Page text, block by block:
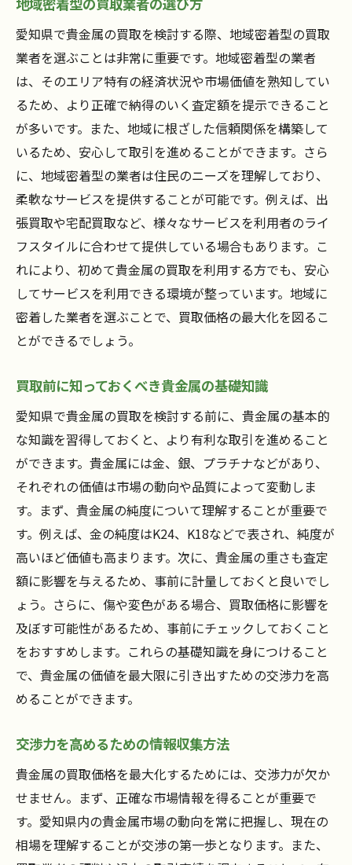
愛知県特有の市場イベントを活用する方法
貴金属買取価格を左右する愛知県の市場動向を
掴む
愛知県の経済発展と貴金属市場の相関性
地域の需要と供給が買取価格に与える影響
政府及び地方自治体の政策が市場に及ぼす
影響
買取業界の競争状況と価格への影響
地元市場に特化した買取価格の管理方法
国際情勢と地域市場との関係を理解する
愛知県で貴金属を高値で売るための業者選びの
コツ
査定価格の透明性を確認する方法
する
複数業者との面談で適正価格を見極める
業者選びで避けるべき落とし穴
サービスの質と価格のバランスを取る
取引完了後のサポート体制を確認する
貴金属の価値を高めるための愛知県独自の査定
ポイント
愛知県の査定士が重視する貴金属の特徴
希少性とデザイン性を考慮した査定ポイン
ト
ブランド価値が査定に及ぼす影響
貴金属の保存状態が価格に与える要素
地域の歴史と文化が価格に与える影響
愛知県で貴金属買取価格を最大化するためのト
レンド攻略法
最新トレンド情報を活用した売却戦略
市場の動向を予測するためのデータ分析手
法
愛知県で貴金属の買取を検討する際、地域密着型の買取
業者を選ぶことは非常に重要です。地域密着型の業者
は、そのエリア特有の経済状況や市場価値を熟知してい
るため、より正確で納得のいく査定額を提示できること
が多いです。また、地域に根ざした信頼関係を構築して
いるため、安心して取引を進めることができます。さら
に、地域密着型の業者は住民のニーズを理解しており、
柔軟なサービスを提供することが可能です。例えば、出
張買取や宅配買取など、様々なサービスを利用者のライ
フスタイルに合わせて提供している場合もあります。こ
れにより、初めて貴金属の買取を利用する方でも、安心
してサービスを利用できる環境が整っています。地域に
密着した業者を選ぶことで、買取価格の最大化を図るこ
とができるでしょう。
買取前に知っておくべき貴金属の基礎知識
愛知県で貴金属の買取を検討する前に、貴金属の基本的
な知識を習得しておくと、より有利な取引を進めること
ができます。貴金属には金、銀、プラチナなどがあり、
それぞれの価値は市場の動向や品質によって変動しま
す。まず、貴金属の純度について理解することが重要で
す。例えば、金の純度はK24、K18などで表され、純度が
高いほど価値も高まります。次に、貴金属の重さも査定
額に影響を与えるため、事前に計量しておくと良いでし
ょう。さらに、傷や変色がある場合、買取価格に影響を
及ぼす可能性があるため、事前にチェックしておくこと
をおすすめします。これらの基礎知識を身につけること
で、貴金属の価値を最大限に引き出すための交渉力を高
めることができます。
交渉力を高めるための情報収集方法
貴金属の買取価格を最大化するためには、交渉力が欠か
せません。まず、正確な市場情報を得ることが重要で
す。愛知県内の貴金属市場の動向を常に把握し、現在の
相場を理解することが交渉の第一歩となります。また、